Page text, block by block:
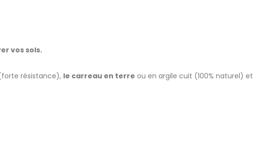
vos sols.
résistance), le carreau en terre ou en argile cuit (100% naturel) et